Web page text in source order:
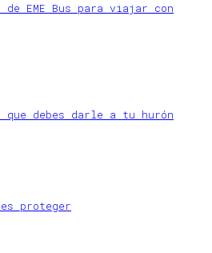
de EME Bus para viajar con
que debes darle a tu hurón
proteger